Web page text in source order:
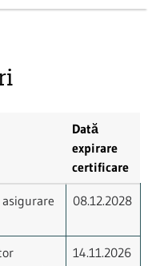
Dată
expirare
certificare
08.12.2028
14.11.2026